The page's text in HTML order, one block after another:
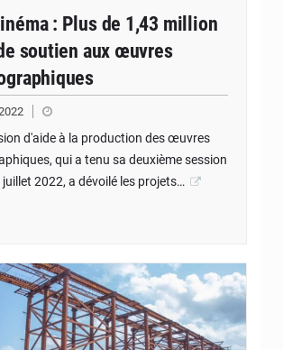
: Plus de 1,43 million
soutien aux œuvres
d'aide à la production des œuvres
qui a tenu sa deuxième session
2022, a dévoilé les projets…